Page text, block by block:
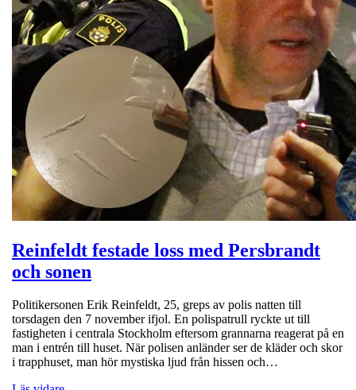
Reinfeldt festade loss med Persbrandt
och sonen
Politikersonen Erik Reinfeldt, 25, greps av polis natten till
torsdagen den 7 november ifjol. En polispatrull ryckte ut till
fastigheten i centrala Stockholm eftersom grannarna reagerat på en
man i entrén till huset. När polisen anländer ser de kläder och skor
i trapphuset, man hör mystiska ljud från hissen och…